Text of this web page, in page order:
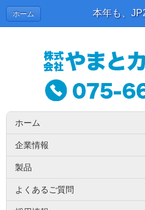
ホーム
ホーム
企業情報
製品
よくあるご質問